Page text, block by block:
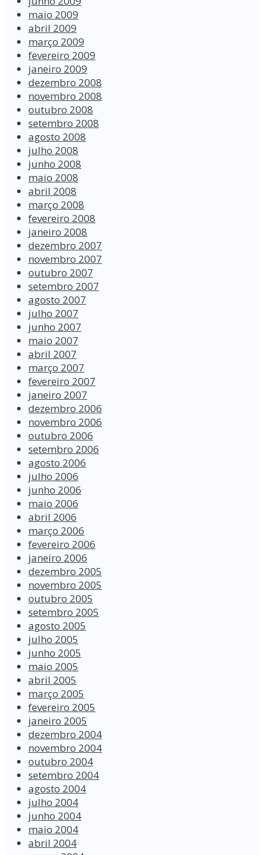
maio 2009
abril 2009
março 2009
fevereiro 2009
janeiro 2009
dezembro 2008
novembro 2008
outubro 2008
setembro 2008
agosto 2008
julho 2008
junho 2008
maio 2008
abril 2008
março 2008
fevereiro 2008
janeiro 2008
dezembro 2007
novembro 2007
outubro 2007
setembro 2007
agosto 2007
julho 2007
junho 2007
maio 2007
abril 2007
março 2007
fevereiro 2007
janeiro 2007
dezembro 2006
novembro 2006
outubro 2006
setembro 2006
agosto 2006
julho 2006
junho 2006
maio 2006
abril 2006
março 2006
fevereiro 2006
janeiro 2006
dezembro 2005
novembro 2005
outubro 2005
setembro 2005
agosto 2005
julho 2005
junho 2005
maio 2005
abril 2005
março 2005
fevereiro 2005
janeiro 2005
dezembro 2004
novembro 2004
outubro 2004
setembro 2004
agosto 2004
julho 2004
junho 2004
maio 2004
abril 2004